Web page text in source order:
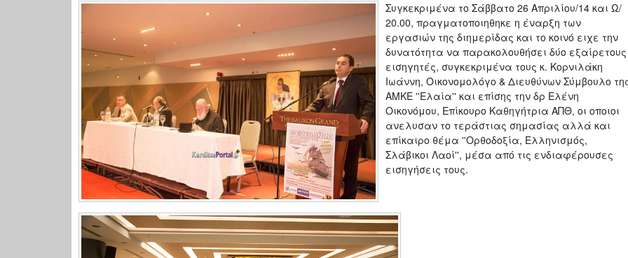
Συγκεκριμένα το Σάββατο 26 Απριλίου/14 και Ω/
20.00, πραγματοποιηθηκε η έναρξη των
εργασιών της διημερίδας και το κοινό ειχε την
δυνατότητα να παρακολουθήσει δύο εξαίρετους
εισηγητές, συγκεκριμένα τους κ. Κορνιλάκη
Ιωάννη, Οικονομολόγο & Διευθύνων Σύμβουλο
ΑΜΚΕ ''Ελαία'' και επίσης την δρ Ελένη
Οικονόμου, Επίκουρο Καθηγήτρια ΑΠΘ, οι οποιοι
ανελυσαν το τεράστιας σημασίας αλλά και
επίκαιρο θέμα ''Ορθοδοξία, Ελληνισμός,
Σλάβικοι Λαοί'', μέσα από τις ενδιαφέρουσες
εισηγήσεις τους.